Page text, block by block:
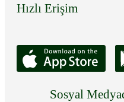
Hızlı Erişim
Sosyal